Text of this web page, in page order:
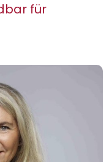
für